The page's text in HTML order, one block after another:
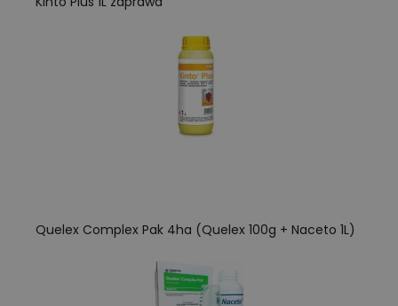
Quelex Complex Pak 4ha (Quelex 100g + Naceto 1L)